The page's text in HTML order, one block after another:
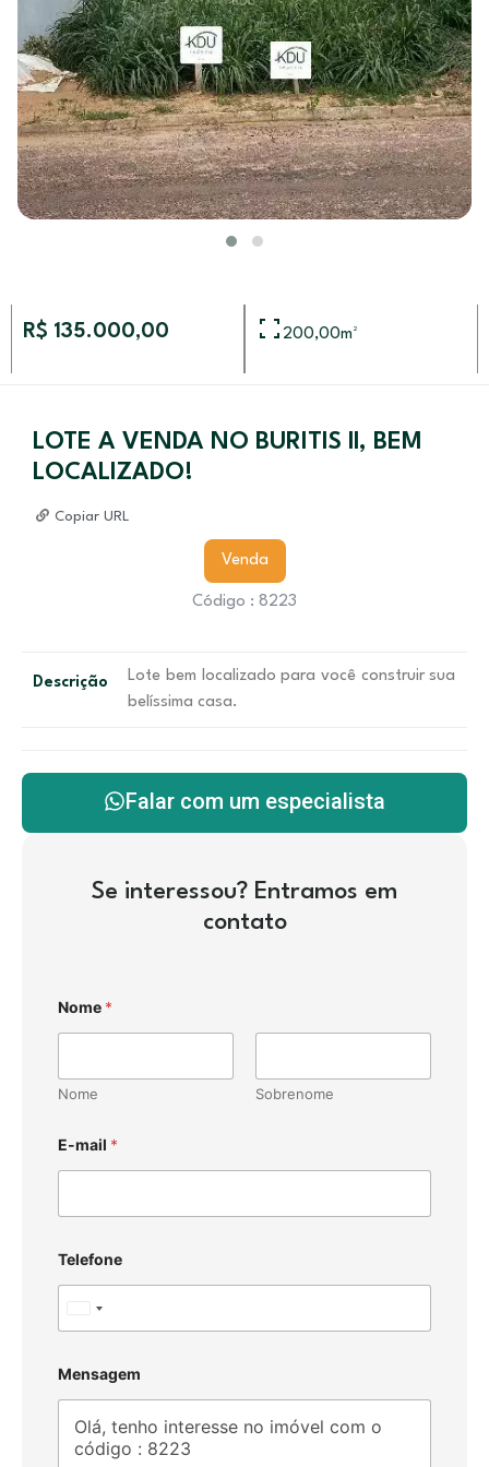
R$ 135.000,00 200,00m²
LOTE A VENDA NO BURITIS ll, BEM
LOCALIZADO!
Copiar URL
Venda
Código : 8223
Descrição
Lote bem localizado para você construir sua
belíssima casa.
Falar com um especialista
Se interessou? Entramos em
contato
Nome *
Nome Sobrenome
E-mail *
Telefone
i
t
e
d
Mensagem